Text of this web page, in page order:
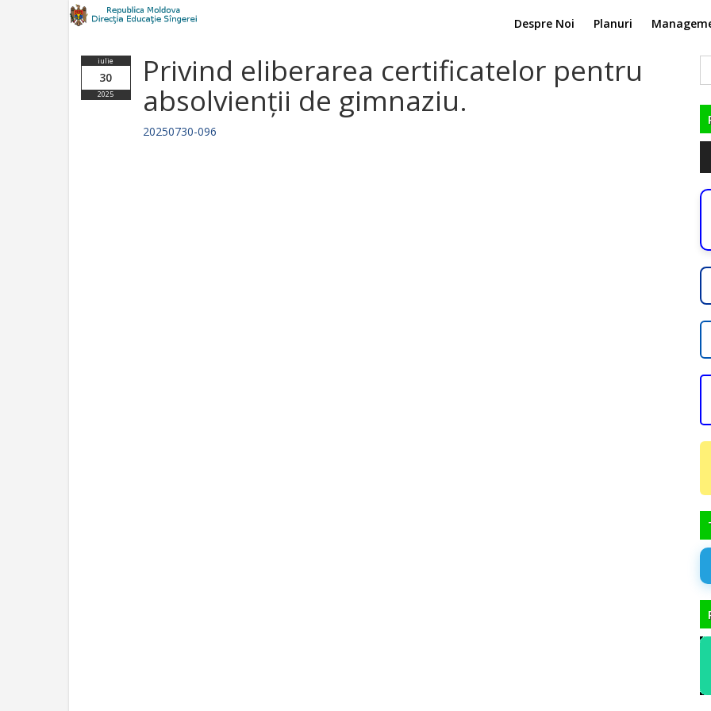
Despre Noi Planuri
iulie
30
2025
Privind eliberarea certificatelor pentru
absolvienții de gimnaziu.
20250730-096